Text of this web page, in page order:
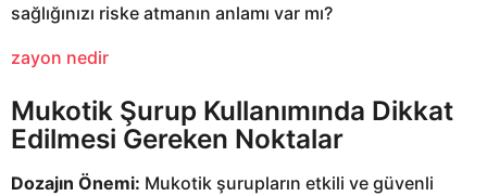
sağlığınızı riske atmanın anlamı var mı?
zayon nedir
Mukotik Şurup Kullanımında Dikkat
Edilmesi Gereken Noktalar
Dozajın Önemi: Mukotik şurupların etkili ve güvenli